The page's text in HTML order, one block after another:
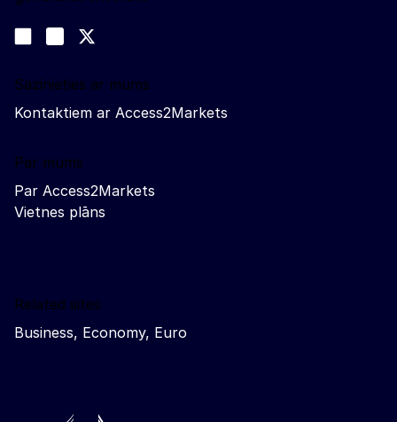
Join us on LinkedIn
Trade-Off podcast
Sazinieties ar mums
Kontaktiem ar Access2Markets
Par mums
Par Access2Markets
Vietnes plāns
Related sites
Business, Economy, Euro